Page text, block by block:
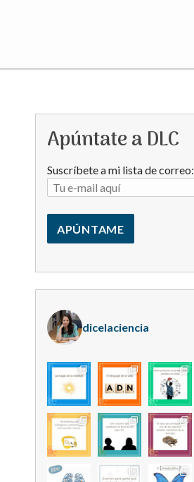
Apúntate a DLC
Suscríbete a mi lista de correo:
dicelaciencia